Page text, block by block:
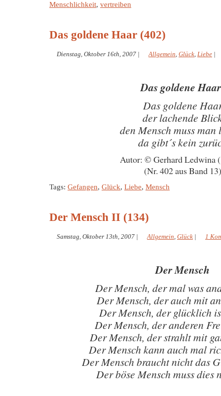
Menschlichkeit, vertreiben
Das goldene Haar (402)
Dienstag, Oktober 16th, 2007 | Allgemein, Glück, Liebe |
Das goldene
Das goldene
der lachende
den Mensch muss man
da gibt´s kein
Autor: © Gerhard Ledwina
(Nr. 402 aus Band 13)
Tags: Gefangen, Glück, Liebe, Mensch
Der Mensch II (134)
Samstag, Oktober 13th, 2007 | Allgemein, Glück | 1
Der Mensch
Der Mensch, der mal was
Der Mensch, der auch mit
Der Mensch, der glücklich
Der Mensch, der anderen
Der Mensch, der strahlt mit
Der Mensch kann auch mal
Der Mensch braucht nicht das
Der böse Mensch muss dies